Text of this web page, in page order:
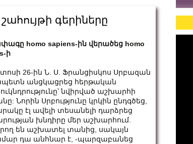
գերիները
homo sapiens-ին վերածեց homo
ի
26-ին Ն. Ս. Ֆրանցիսկոս Սրբազան
անցկացրեց հերթական
նվիրված աշխարհի
Նորին Սրբությունը կրկին ընդգծեց,
էլ ավելի տեսանելի դարձրեց
խնդիրը մեր աշխարհում.
են աշխատել տանից, սակայն
դա անհնար է, -պարզաբանեց